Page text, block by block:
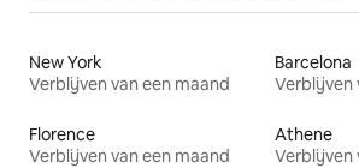
New York
Verblijven van een maand
Barcelona
Verblijven
Florence
Verblijven van een maand
Athene
Verblijven